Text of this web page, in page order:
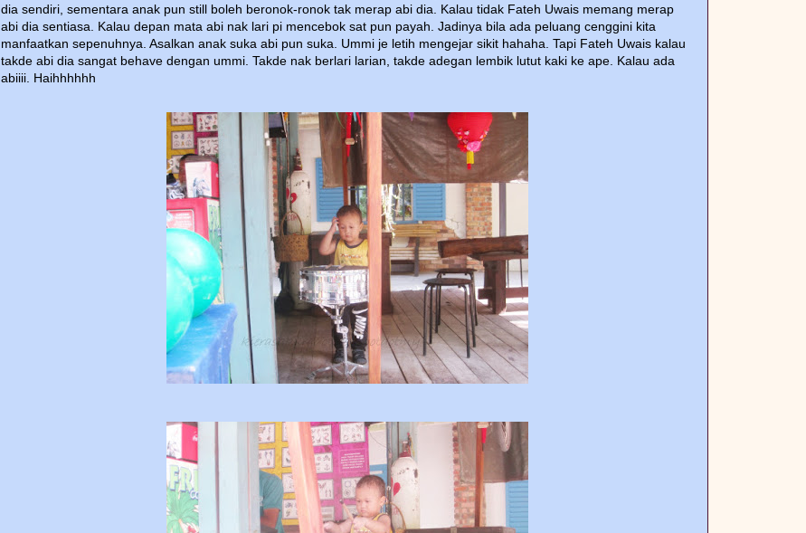
dia sendiri, sementara anak pun still boleh beronok-ronok tak merap abi dia. Kalau tidak Fateh Uwais memang merap
abi dia sentiasa. Kalau depan mata abi nak lari pi mencebok sat pun payah. Jadinya bila ada peluang cenggini kita
manfaatkan sepenuhnya. Asalkan anak suka abi pun suka. Ummi je letih mengejar sikit hahaha. Tapi Fateh Uwais kalau
takde abi dia sangat behave dengan ummi. Takde nak berlari larian, takde adegan lembik lutut kaki ke ape. Kalau ada
abiiii. Haihhhhhh